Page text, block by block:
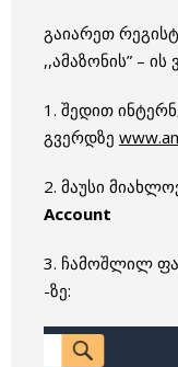
გაიარეთ
,,ამაზონის” –
1. შედით
გვერდზე
2. მაუსი
Account
3. ჩამოშლილ
-ზე: